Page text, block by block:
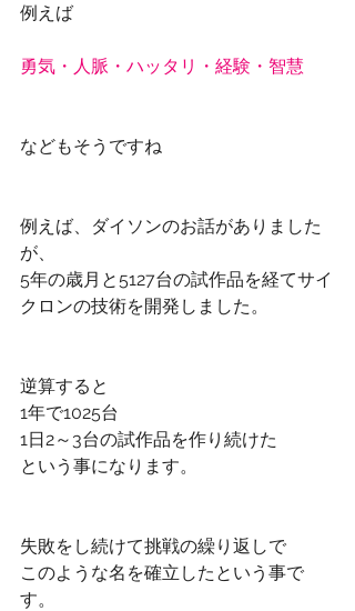
例えば
勇気・人脈・ハッタリ・経験・智慧
などもそうですね
例えば、ダイソンのお話がありました
が、
5年の歳月と5127台の試作品を経てサイ
クロンの技術を開発しました。
逆算すると
1年で1025台
1日2～3台の試作品を作り続けた
という事になります。
失敗をし続けて挑戦の繰り返しで
このような名を確立したという事で
す。